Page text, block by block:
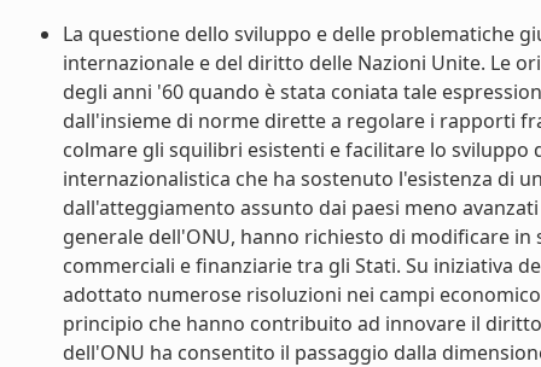
La questione dello sviluppo e delle problematiche
internazionale e del diritto delle Nazioni Unite. Le
degli anni '60 quando è stata coniata tale
dall'insieme di norme dirette a regolare i rapporti
colmare gli squilibri esistenti e facilitare lo
internazionalistica che ha sostenuto l'esistenza di
dall'atteggiamento assunto dai paesi meno
generale dell'ONU, hanno richiesto di modificare
commerciali e finanziarie tra gli Stati. Su iniziativa
adottato numerose risoluzioni nei campi
principio che hanno contribuito ad innovare il
dell'ONU ha consentito il passaggio dalla